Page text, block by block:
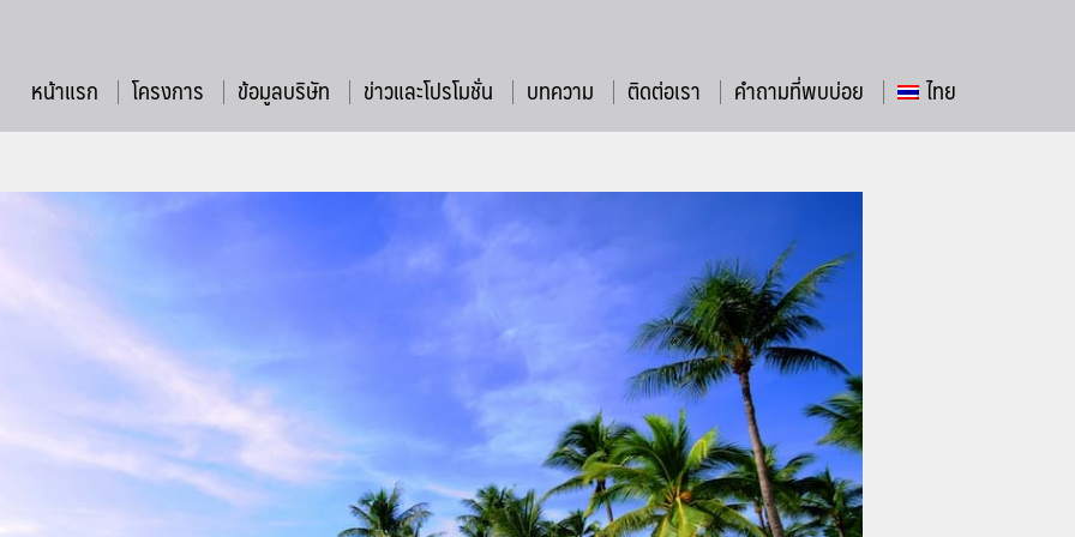
หน้าแรก โครงการ ข้อมูลบริษัท ข่าวและโปรโมชั่น บทความ ติดต่อเรา คำถามที่พบบ่อย ไทย